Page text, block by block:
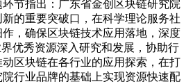
节指出：广东省金创区块链研究院
的重要突破口，在科学理论服务社
，确保区块链技术应用落地，深度
优秀资源深入研究和发展，协助行
区块链在各行业的应用探索，在打
行业品牌的基础上实现资源快速配